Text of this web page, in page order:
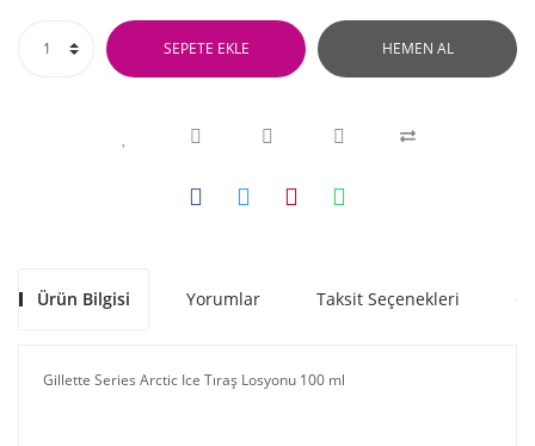
SEPETE EKLE HEMEN AL
Ürün Bilgisi Yorumlar Taksit Seçenekleri
Gillette Series Arctic Ice Tıraş Losyonu 100 ml